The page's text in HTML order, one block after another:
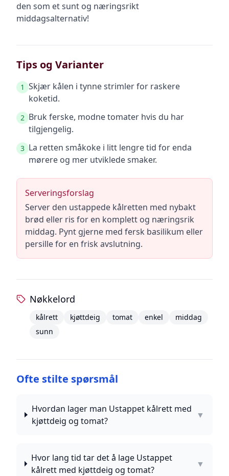
den som et sunt og næringsrikt
middagsalternativ!
Tips og Varianter
1 Skjær kålen i tynne strimler for raskere
koketid.
2 Bruk ferske, modne tomater hvis du har
tilgjengelig.
3 La retten småkoke i litt lengre tid for enda
mørere og mer utviklede smaker.
Serveringsforslag
Server den ustappede kålretten med nybakt
brød eller ris for en komplett og næringsrik
middag. Pynt gjerne med fersk basilikum eller
persille for en frisk avslutning.
Nøkkelord
kålrett kjøttdeig tomat enkel
middag
sunn
Ofte stilte spørsmål
Hvordan lager man Ustappet kålrett med
kjøttdeig og tomat?
▼
Hvor lang tid tar det å lage Ustappet
kålrett med kjøttdeig og tomat?
▼